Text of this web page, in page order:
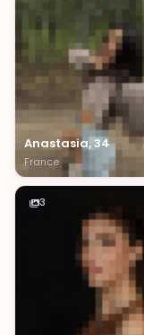
Anastasia, 34
France
3